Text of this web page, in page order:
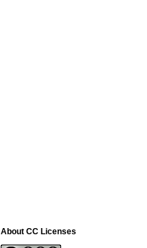
About CC Licenses